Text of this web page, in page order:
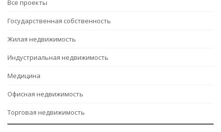
Все проекты
Государственная собственность
Жилая недвижимость
Индустриальная недвижимость
Медицина
Офисная недвижимость
Торговая недвижимость